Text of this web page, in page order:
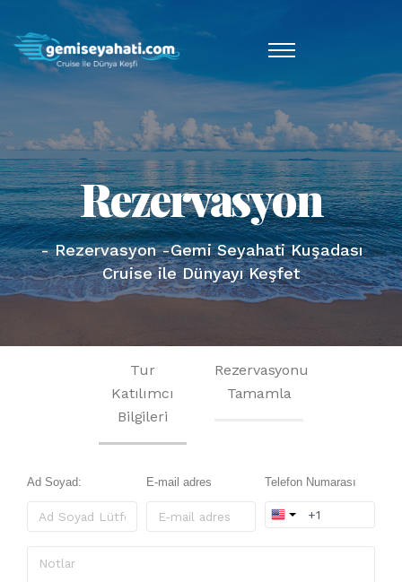
Rezervasyon
- Rezervasyon -Gemi Seyahati Kuşadası
Cruise ile Dünyayı Keşfet
Tur
Katılımcı
Bilgileri
Rezervasyonu
Tamamla
Ad Soyad: E-mail adres Telefon Numarası